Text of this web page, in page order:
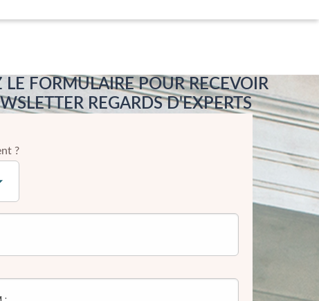
LE FORMULAIRE POUR RECEVOIR
REGARDS D'EXPERTS
?